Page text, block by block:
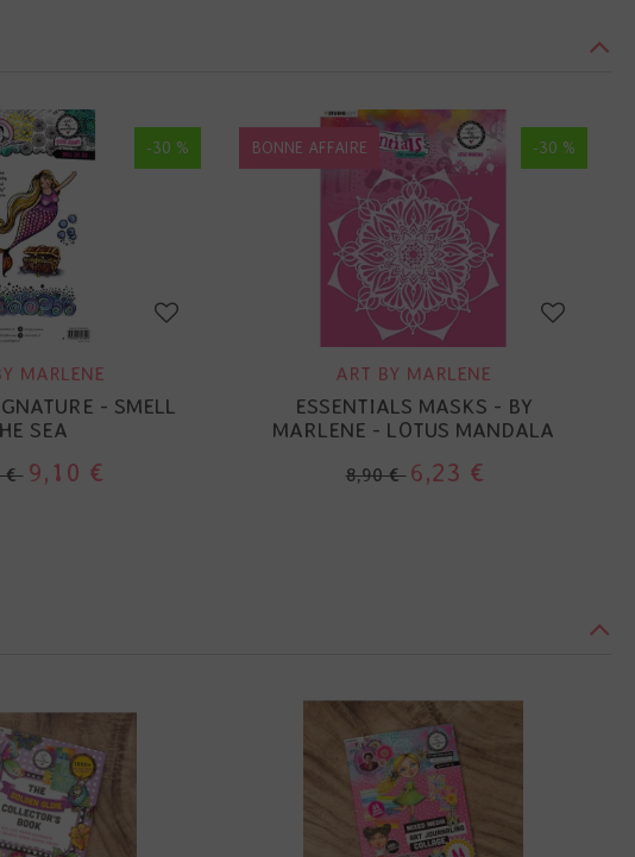
-30 %
MARLENE
- SMELL
SEA
€ 9,10 €
BONNE AFFAIRE -30 %
ART BY MARLENE
ESSENTIALS MASKS - BY
MARLENE - LOTUS MANDALA
8,90 € 6,23 €